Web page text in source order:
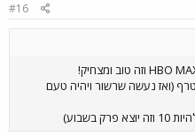
#16
(ואז נעשה שרשור ויהיה טעם